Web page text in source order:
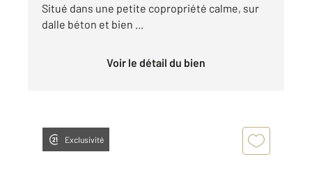
Situé dans une petite copropriété calme, sur
dalle béton et bien ...
Voir le détail du bien
Exclusivité